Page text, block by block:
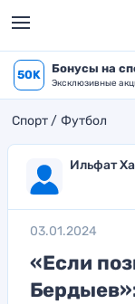
50K Бонусы на
Эксклюзивные
Спорт Футбол
Ильфат
03.01.2024
«Если